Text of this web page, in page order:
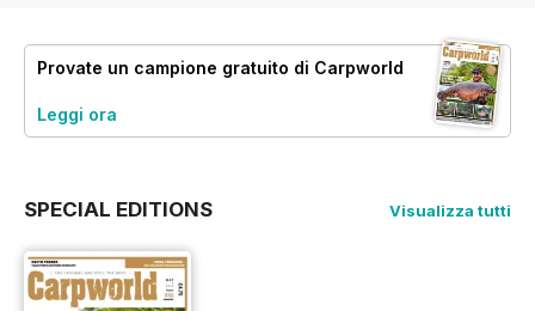
Provate un campione gratuito di Carpworld
Leggi ora
SPECIAL EDITIONS Visualizza tutti